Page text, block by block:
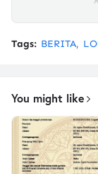
Tags: BERITA
You might like